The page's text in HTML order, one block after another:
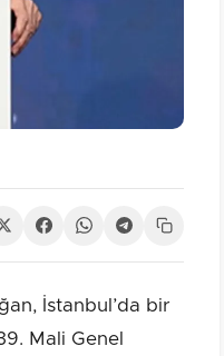
İstanbul’da bir
Mali Genel